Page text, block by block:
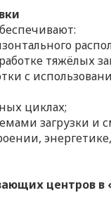
тяжёлых
с
циклах;
загрузки и
центров в